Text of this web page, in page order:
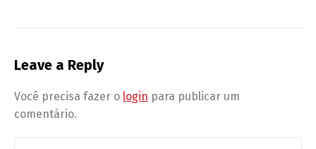
Leave a Reply
Você precisa fazer o login para publicar um
comentário.